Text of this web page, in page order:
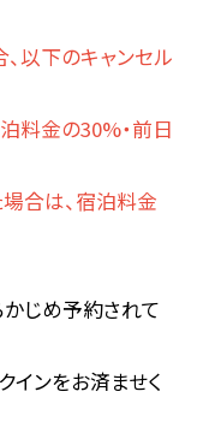
以下のキャンセル
料金の30%・前日
合は、宿泊料金
じめ予約されて
ンをお済ませく